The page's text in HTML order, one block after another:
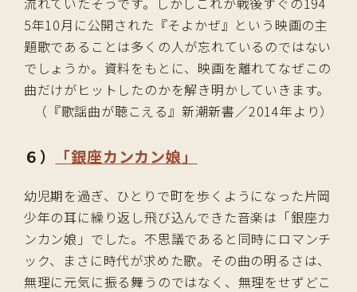
5年10月に公開された『そよかぜ』という映画の主
題歌であることは多くの人が忘れているのではない
でしょうか。資料をもとに、映画を離れてなぜこの
曲だけがヒットしたのかを解き明かしていきます。
（『歌謡曲が聴こえる』新潮新書／2014年より）
６） 「銀座カンカン娘」
幼児期を過ぎ、ひとりで町を歩くようになった片岡
少年の耳に繰り返し飛び込んできた音楽は「銀座カ
ンカン娘」でした。不思議であると同時にロマンチ
ック、まさに時代が求めた歌。その曲の明るさは、
無理に元気に振る舞うのではなく、無理をせずどこ